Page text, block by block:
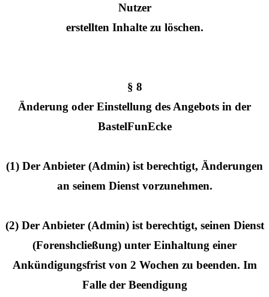
Nutzer
erstellten Inhalte zu löschen.
§ 8
Änderung oder Einstellung des Angebots in der
BastelFunEcke
(1) Der Anbieter (Admin) ist berechtigt, Änderungen
an seinem Dienst vorzunehmen.
(2) Der Anbieter (Admin) ist berechtigt, seinen Dienst
(Forenshcließung) unter Einhaltung einer
Ankündigungsfrist von 2 Wochen zu beenden. Im
Falle der Beendigung